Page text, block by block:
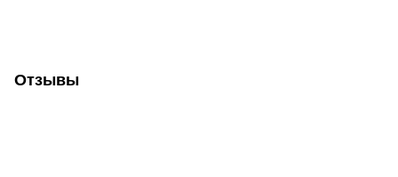
Отзывы